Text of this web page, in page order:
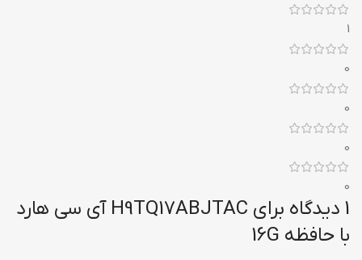
1
0
0
0
0
1 دیدگاه برای
H9TQ17ABJTAC آی سی هارد
با حافظه 16G